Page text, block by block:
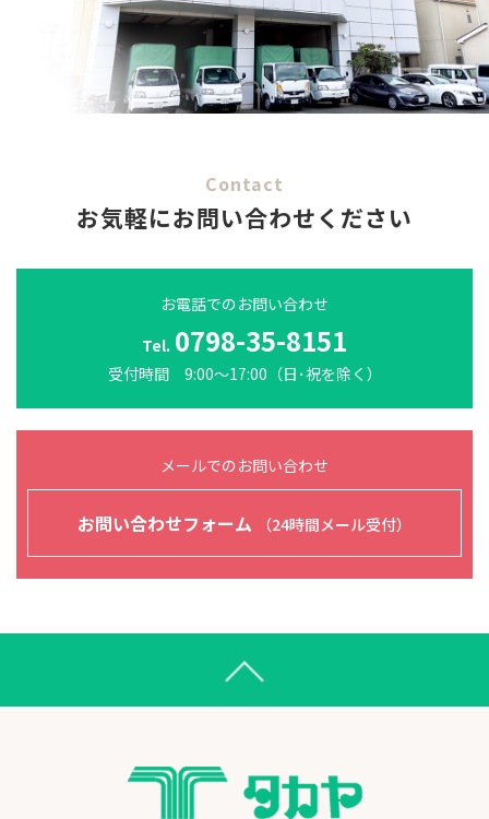
Contact
お気軽にお問い合わせください
お電話でのお問い合わせ
Tel. 0798-35-8151
受付時間 9:00～17:00（日･祝を除く）
メールでのお問い合わせ
お問い合わせフォーム （24時間メール受付）